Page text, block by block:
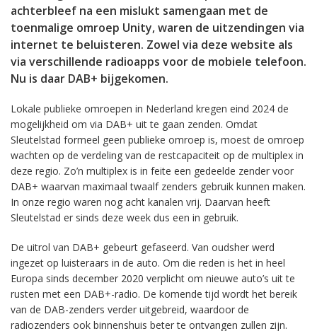
achterbleef na een mislukt samengaan met de
toenmalige omroep Unity, waren de uitzendingen via
internet te beluisteren. Zowel via deze website als
via verschillende radioapps voor de mobiele telefoon.
Nu is daar DAB+ bijgekomen.
Lokale publieke omroepen in Nederland kregen eind 2024 de
mogelijkheid om via DAB+ uit te gaan zenden. Omdat
Sleutelstad formeel geen publieke omroep is, moest de omroep
wachten op de verdeling van de restcapaciteit op de multiplex in
deze regio. Zo’n multiplex is in feite een gedeelde zender voor
DAB+ waarvan maximaal twaalf zenders gebruik kunnen maken.
In onze regio waren nog acht kanalen vrij. Daarvan heeft
Sleutelstad er sinds deze week dus een in gebruik.
De uitrol van DAB+ gebeurt gefaseerd. Van oudsher werd
ingezet op luisteraars in de auto. Om die reden is het in heel
Europa sinds december 2020 verplicht om nieuwe auto’s uit te
rusten met een DAB+-radio. De komende tijd wordt het bereik
van de DAB-zenders verder uitgebreid, waardoor de
radiozenders ook binnenshuis beter te ontvangen zullen zijn.